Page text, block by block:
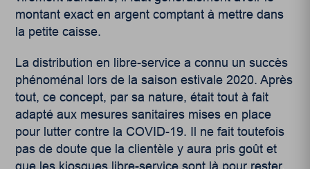
montant exact en argent comptant à mettre dans
la petite caisse.
La distribution en libre-service a connu un succès
phénoménal lors de la saison estivale 2020. Après
tout, ce concept, par sa nature, était tout à fait
adapté aux mesures sanitaires mises en place
pour lutter contre la COVID-19. Il ne fait toutefois
pas de doute que la clientèle y aura pris goût et